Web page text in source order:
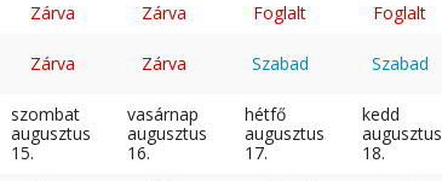
Zárva Zárva Foglalt Foglalt
Zárva Zárva Szabad Szabad
szombat
augusztus
15.
vasárnap
augusztus
16.
hétfő
augusztus
17.
kedd
augusztus
18.